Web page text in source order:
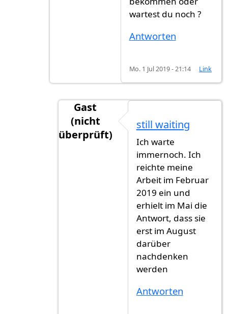
wartest du noch ?
Antworten
Mo. 1 Jul 2019 - 21:14 Link
Gast
(nicht
überprüft)
Ich auch seit Februar
still waiting
Ich warte
immernoch. Ich
reichte meine
Arbeit im Februar
2019 ein und
erhielt im Mai die
Antwort, dass sie
erst im August
darüber
nachdenken
werden
Antworten